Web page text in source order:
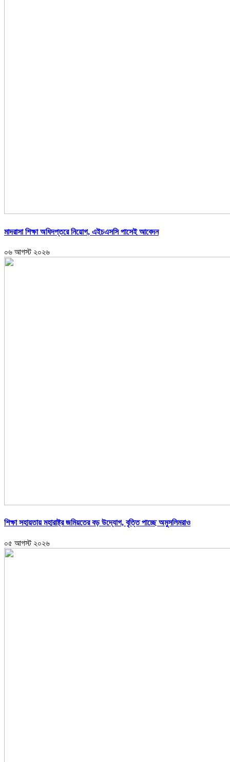
মাদরাসা শিক্ষা অধিদপ্তরে নিয়োগ, এইচএসসি পাসেই আবেদন
০৬ আগস্ট ২০২৬
শিক্ষা সহায়তায় মহারাষ্ট্র জমিয়তের বড় উদ্যোগ, বৃত্তি পাচ্ছে অমুসলিমরাও
০৫ আগস্ট ২০২৬